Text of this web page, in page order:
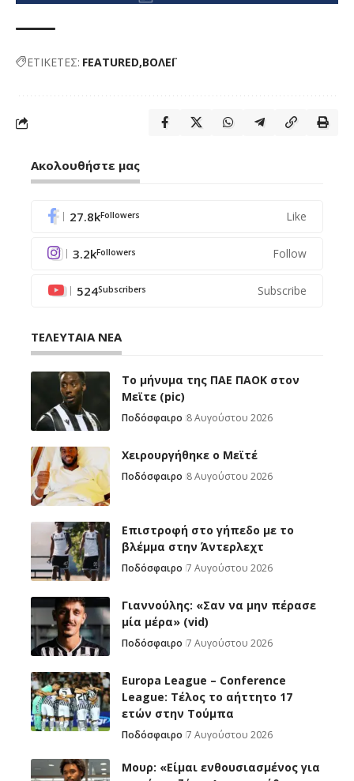
ΕΤΙΚΕΤΕΣ: FEATURED ΒΟΛΕΪ
Ακολουθήστε μας
27.8kFollowers Like
3.2kFollowers Follow
524Subscribers Subscribe
ΤΕΛΕΥΤΑΙΑ ΝΕΑ
Το μήνυμα της ΠΑΕ ΠΑΟΚ στον
Μεϊτε (pic)
Ποδόσφαιρο 8 Αυγούστου 2026
Χειρουργήθηκε ο Μεϊτέ
Ποδόσφαιρο 8 Αυγούστου 2026
Επιστροφή στο γήπεδο με το
βλέμμα στην Άντερλεχτ
Ποδόσφαιρο 7 Αυγούστου 2026
Γιαννούλης: «Σαν να μην πέρασε
μία μέρα» (vid)
Ποδόσφαιρο 7 Αυγούστου 2026
Europa League – Conference
League: Τέλος το αήττητο 17
ετών στην Τούμπα
Ποδόσφαιρο 7 Αυγούστου 2026
Μουρ: «Είμαι ενθουσιασμένος για